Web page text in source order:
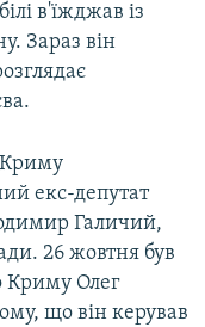
в'їжджав із
Зараз він
Криму
екс-депутат
Галичий,
26 жовтня був
Криму Олег
що він керував